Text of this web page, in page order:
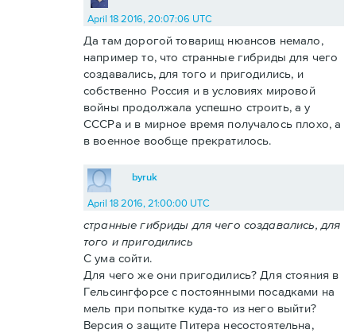
April 18 2016, 20:07:06 UTC
Да там дорогой товарищ нюансов немало,
например то, что странные гибриды для чего
создавались, для того и пригодились, и
собственно Россия и в условиях мировой
войны продолжала успешно строить, а у
СССРа и в мирное время получалось плохо, а
в военное вообще прекратилось.
byruk
April 18 2016, 21:00:00 UTC
странные гибриды для чего создавались, для
того и пригодились
С ума сойти.
Для чего же они пригодились? Для стояния в
Гельсингфорсе с постоянными посадками на
мель при попытке куда-то из него выйти?
Версия о защите Питера несостоятельна,